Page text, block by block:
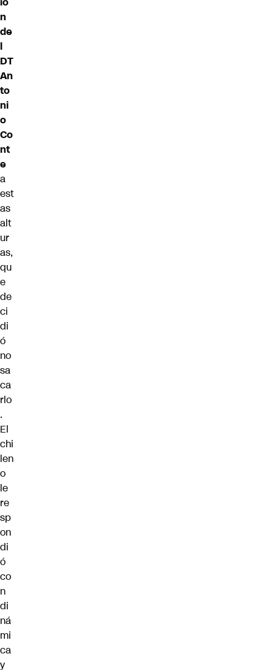
n
de
l
DT
An
to
ni
o
Co
nt
e
a
est
as
alt
ur
as,
qu
e
de
ci
di
ó
no
sa
ca
rlo
.
El
chi
len
o
le
re
sp
on
di
ó
co
n
di
ná
mi
ca
y